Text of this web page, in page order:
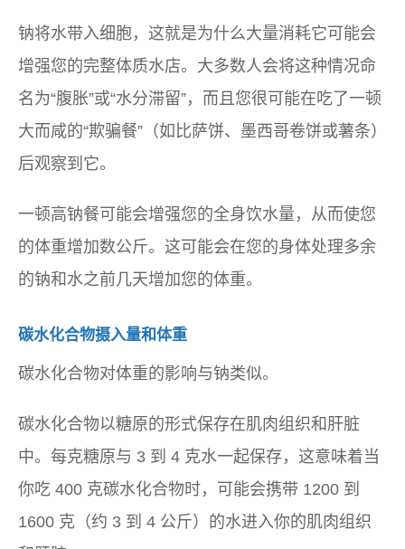
钠将水带入细胞，这就是为什么大量消耗它可能会
增强您的完整体质水店。大多数人会将这种情况命
名为“腹胀”或“水分滞留”，而且您很可能在吃了一顿
大而咸的“欺骗餐”（如比萨饼、墨西哥卷饼或薯条）
后观察到它。
一顿高钠餐可能会增强您的全身饮水量，从而使您
的体重增加数公斤。这可能会在您的身体处理多余
的钠和水之前几天增加您的体重。
碳水化合物摄入量和体重
碳水化合物对体重的影响与钠类似。
碳水化合物以糖原的形式保存在肌肉组织和肝脏
中。每克糖原与 3 到 4 克水一起保存，这意味着当
你吃 400 克碳水化合物时，可能会携带 1200 到
1600 克（约 3 到 4 公斤）的水进入你的肌肉组织